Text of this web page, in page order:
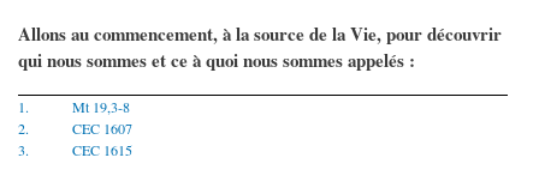
Allons au commencement, à la source de la Vie, pour découvrir
qui nous sommes et ce à quoi nous sommes appelés :
1.
Mt 19,3-8
2.
CEC 1607
3.
CEC 1615